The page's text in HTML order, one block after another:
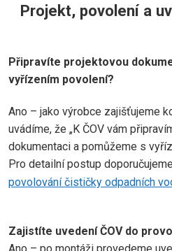
Projekt, povolení a
Připravíte projektovou
vyřízením povolení?
Ano – jako výrobce zajišťujeme
uvádíme, že „K ČOV vám
dokumentaci a pomůžeme s
Pro detailní postup
povolování čističky odpadních
Zajistíte uvedení ČOV do
Ano – po montáži provedeme